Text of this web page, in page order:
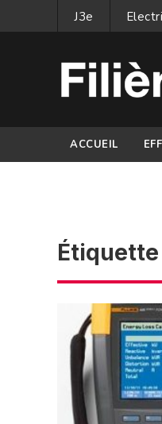
J3e
ACCUEIL
Étiquette